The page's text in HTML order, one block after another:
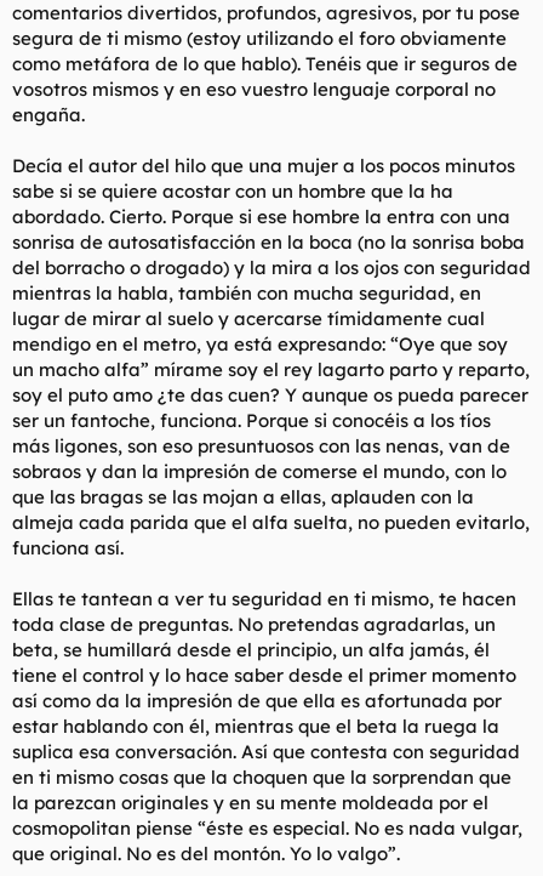
Lo más gracioso es que tantas mujeres se gasten tanta pasta
comprando ropa, zapatos, maquillaje, perfume, productos para
el pelo, etc. para enlobarse todas y asi causar impulsos
sexuales en los hombres, y desde que pescan a uno, se quejan
de que los hombres quieren sexo a todas horas. ¡Que
publicidad más engañosa! Si quieres un chico que este
manera más conservadora, te lees un par de libros para llenar
tu cabeza vacia con algo, y tratas de tener una conversación
decente con un chico en vez de actuar como una prostituta
callejera?
Como toda la publicad ruidosa y desagradable, el producto
final caso nunca es tan bueno como te quiere hacer el
departamento de marketing.
No pillo la desonancia cognitiva que debe de existir en la
cabeza de las mujeres cuándo se arreglan. Se pasan horas y
horas haciendo el anuncio de que están deseosas de follar,
pero les da asco la idea de follar? ¡Hay que joderse! Como dijo
un hombre sabio, el sexo (y el matrimonio) no es más que una
mala paja.
------------------------------------
Toda mujer con la que tu salgas tendra sus cambios de humor.
Y si estás viviendo con ella, puede que no te quiera ahi en ese
momento. Asi que, siempre ten tu propio sitio y si tienes
tus propiedades de una vez SIN tener que volver. Además,
NUNCA compres objetos caros que AMBOS vayas a compartir.
En el 99.9% de los casos dirá que fue un regalo tuyo y ganara
en el juzgado. Asegurate de que CUALQUIER COSA que tu
compres con tu dinero siempre quede claro que es tuyo y de
nadie más. Nada de que te atrapen o interesadas.
------------------------------------
SAL CON EXTRANJERAS lo más que puedas. Ninguna
experiencia en la vida te puede hacer darte cuenta del hecho
de que la mujer occidental de entre 18 y 35 es el ser más atroz,
tóxico, exigente, ingrato, despectivo, obsesionado/centrado/y
enfocado en si mismo, odia-hombres, prejuciado, mentiroso, y
con más doble moral de la galaxia. Las mujeres occidentales no
comentarios divertidos, profundos, agresivos, por tu pose
segura de ti mismo (estoy utilizando el foro obviamente
como metáfora de lo que hablo). Tenéis que ir seguros de
vosotros mismos y en eso vuestro lenguaje corporal no
engaña.
Decía el autor del hilo que una mujer a los pocos minutos
sabe si se quiere acostar con un hombre que la ha
abordado. Cierto. Porque si ese hombre la entra con una
sonrisa de autosatisfacción en la boca (no la sonrisa boba
del borracho o drogado) y la mira a los ojos con seguridad
mientras la habla, también con mucha seguridad, en
lugar de mirar al suelo y acercarse tímidamente cual
mendigo en el metro, ya está expresando: “Oye que soy
un macho alfa” mírame soy el rey lagarto parto y reparto,
soy el puto amo ¿te das cuen? Y aunque os pueda parecer
ser un fantoche, funciona. Porque si conocéis a los tíos
más ligones, son eso presuntuosos con las nenas, van de
sobraos y dan la impresión de comerse el mundo, con lo
que las bragas se las mojan a ellas, aplauden con la
almeja cada parida que el alfa suelta, no pueden evitarlo,
funciona así.
Ellas te tantean a ver tu seguridad en ti mismo, te hacen
toda clase de preguntas. No pretendas agradarlas, un
beta, se humillará desde el principio, un alfa jamás, él
tiene el control y lo hace saber desde el primer momento
así como da la impresión de que ella es afortunada por
estar hablando con él, mientras que el beta la ruega la
suplica esa conversación. Así que contesta con seguridad
en ti mismo cosas que la choquen que la sorprendan que
la parezcan originales y en su mente moldeada por el
cosmopolitan piense “éste es especial. No es nada vulgar,
que original. No es del montón. Yo lo valgo”.